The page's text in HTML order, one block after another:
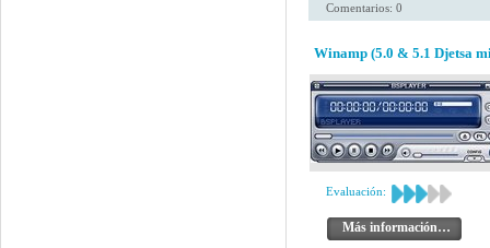
Comentarios: 0
Winamp (5.0 & 5.1 Djetsa
Evaluación:
Más información…